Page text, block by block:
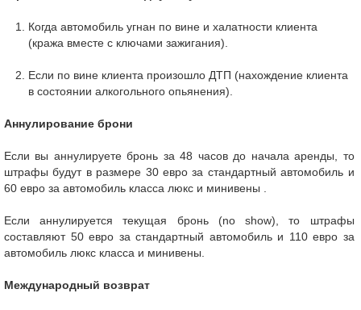
Когда автомобиль угнан по вине и халатности клиента
(кража вместе с ключами зажигания).
Если по вине клиента произошло ДТП (нахождение клиента
в состоянии алкогольного опьянения).
Аннулирование брони
Если вы аннулируете бронь за 48 часов до начала аренды, то
штрафы будут в размере 30 евро за стандартный автомобиль и
60 евро за автомобиль класса люкс и минивены .
Если аннулируется текущая бронь (no show), то штрафы
составляют 50 евро за стандартный автомобиль и 110 евро за
автомобиль люкс класса и минивены.
Международный возврат